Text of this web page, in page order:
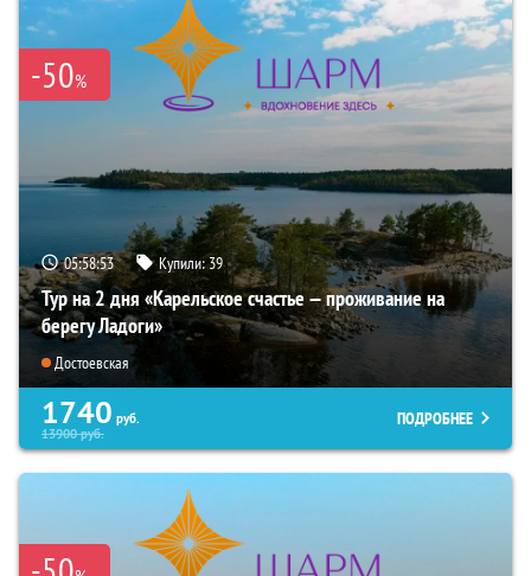
-50%
05:58:51 Купили:39
Тур на 2 дня «Карельское счастье — проживание на
берегу Ладоги»
Достоевская
1740 руб.
13900руб.
ПОДРОБНЕЕ